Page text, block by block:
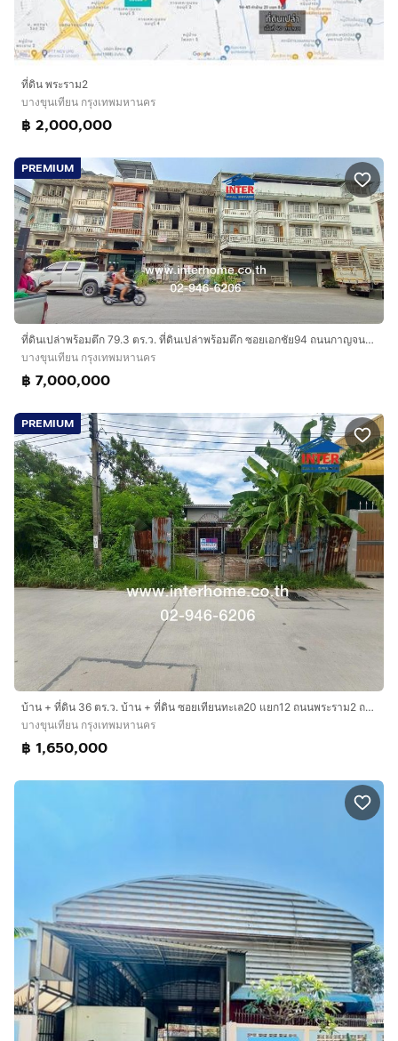
ที่ดิน พระราม2
บางขุนเทียน กรุงเทพมหานคร
฿ 2,000,000
PREMIUM
ที่ดินเปล่าพร้อมตึก 79.3 ตร.ว. ที่ดินเปล่าพร้อมตึก ซอยเอกชัย94 ถนนกาญจนาภิเษก ถนนเอกชัย-บางบอน เขตบางขุนเทียน กรุงเทพมหานคร
บางขุนเทียน กรุงเทพมหานคร
฿ 7,000,000
PREMIUM
บ้าน + ที่ดิน 36 ตร.ว. บ้าน + ที่ดิน ซอยเทียนทะเล20 แยก12 ถนนพระราม2 ถนนกาญจนาภิเษก เขตบางขุนเทียน กรุงเทพมหานคร
บางขุนเทียน กรุงเทพมหานคร
฿ 1,650,000